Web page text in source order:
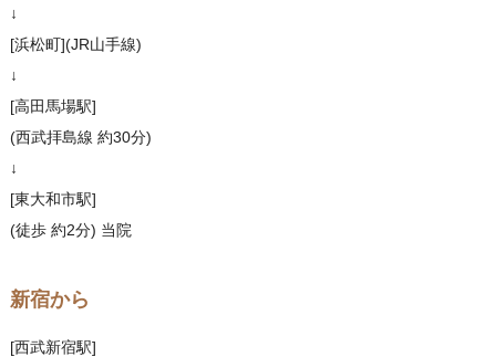
↓
[浜松町](JR山手線)
↓
[高田馬場駅]
(西武拝島線 約30分)
↓
[東大和市駅]
(徒歩 約2分) 当院
新宿から
[西武新宿駅]